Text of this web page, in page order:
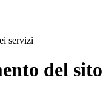
servizi
del sito